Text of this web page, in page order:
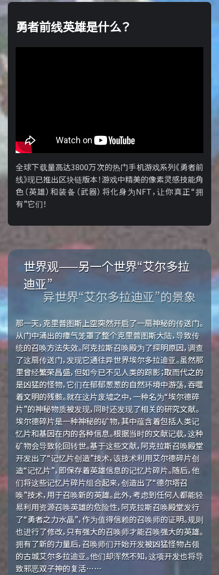
勇者前线英雄是什么？
全球下载量高达3800万次的热门手机游戏系列《勇者前
线》现已推出区块链版本！游戏中精美的像素灵感技能角
色（英雄）和装备（武器）将化身为NFT，让你真正“拥
有”它们！
世界观——另一个世界“艾尔多拉
迪亚”
异世界“艾尔多拉迪亚”的景象
那一天，克里普图斯上空突然开启了一扇神秘的传送门。
从门中涌出的瘴气笼罩了整个克里普图斯大陆，导致传
统的召唤方法失效。阿克拉斯召唤殿为了探明原因，调查
了这扇传送门，发现它通往异世界埃尔多拉迪亚。虽然那
里曾经繁荣昌盛，但如今已不见人类的踪影；取而代之的
是凶猛的怪物，它们在郁郁葱葱的自然环境中游荡，吞噬
着文明的残骸。就在这片废墟之中，一种名为“埃尔德碎
片”的神秘物质被发现，同时还发现了相关的研究文献。
埃尔德碎片是一种神秘的矿物，其中蕴含着包括人类记
忆片和基因在内的各种信息。根据当时的文献记载，这种
矿物会导致轮回转世。基于这些文献，阿克拉斯召唤殿堂
开发出了“记忆片创造”技术，该技术利用艾尔德碎片创
造“记忆片”，即保存着英雄信息的记忆片碎片。随后，他
们将这些记忆片碎片组合起来，创造出了“德尔塔召
唤”技术，用于召唤新的英雄。此外，考虑到任何人都能轻
易利用资源召唤英雄的危险性，阿克拉斯召唤殿堂发行
了“勇者之力水晶”，作为值得信赖的召唤师的证明。规则
也进行了修改，只有强大的召唤师才能召唤强大的英雄。
拥有了新的力量后，召唤师们开始开发被凶猛怪物占领
的古城艾尔多拉迪亚。他们却浑然不知，这项开发也将导
致邪恶双子神的复活……